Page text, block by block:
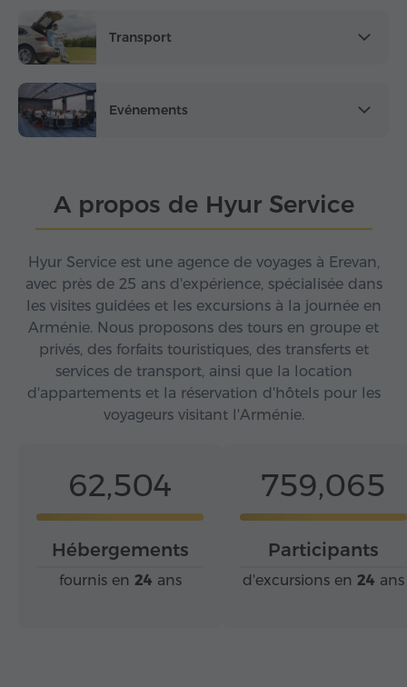
Transport
Evénements
A propos de Hyur Service
Hyur Service est une agence de voyages à Erevan,
avec près de 25 ans d'expérience, spécialisée dans
les visites guidées et les excursions à la journée en
Arménie. Nous proposons des tours en groupe et
privés, des forfaits touristiques, des transferts et
services de transport, ainsi que la location
d'appartements et la réservation d'hôtels pour les
voyageurs visitant l'Arménie.
62,504
Hébergements
fournis en 24 ans
759,065
Participants
d'excursions en 24 ans